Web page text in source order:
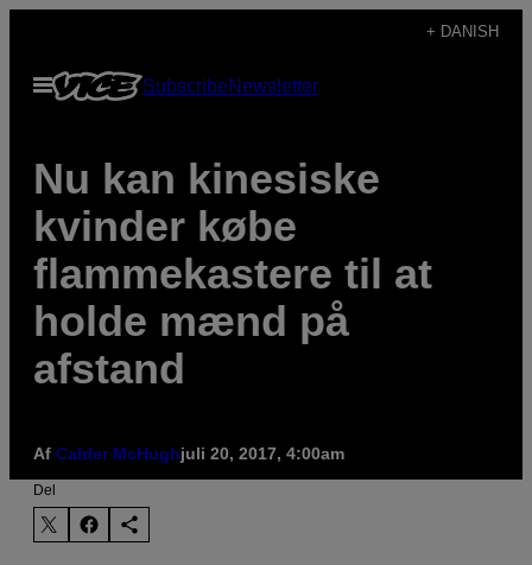
indhold
+ DANISH
Åbn
Menu
SubscribeNewsletter
Nu kan kinesiske
kvinder købe
flammekastere til at
holde mænd på
afstand
Af Calder McHughjuli 20, 2017, 4:00am
Del